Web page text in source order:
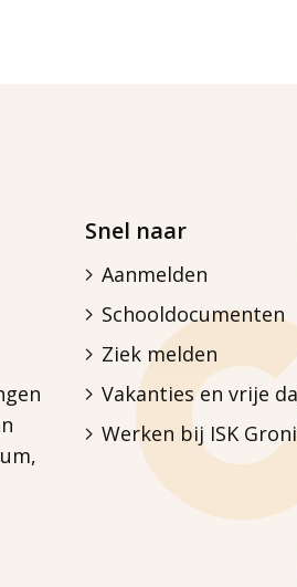
Snel naar
Aanmelden
Schooldocumenten
Ziek melden
Vakanties en vrije
Werken bij ISK